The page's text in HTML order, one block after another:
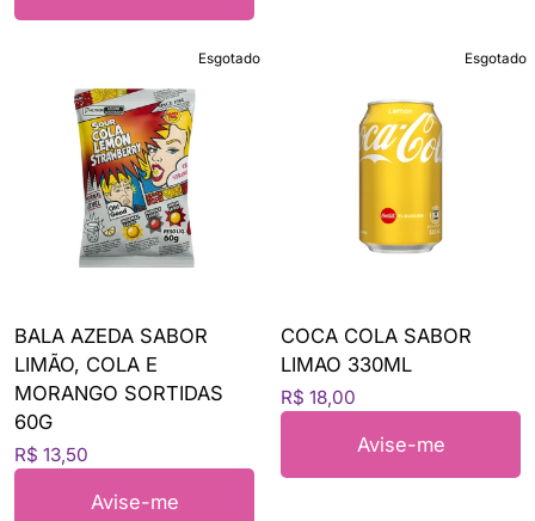
Esgotado
BALA AZEDA SABOR
LIMÃO, COLA E
MORANGO SORTIDAS
60G
R$ 13,50
Avise-me
Esgotado
COCA COLA SABOR
LIMAO 330ML
R$ 18,00
Avise-me